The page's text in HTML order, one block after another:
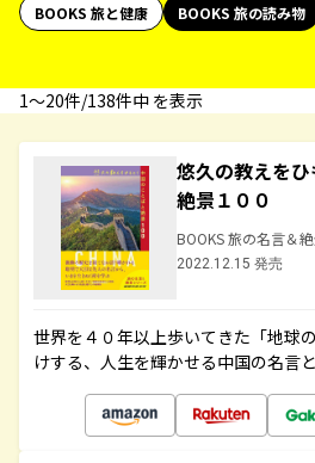
BOOKS 旅と健康
BOOKS 旅の読み物
1〜20件/138件中 を表示
悠久の教えを
絶景１００
BOOKS 旅の名言＆
2022.12.15 発売
世界を４０年以上歩いてきた「地球
けする、人生を輝かせる中国の名言